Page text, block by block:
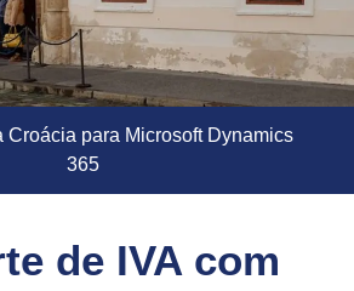
Croácia para Microsoft Dynamics
365
de IVA com